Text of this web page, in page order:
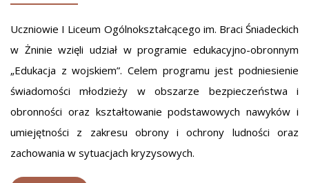
Uczniowie I Liceum Ogólnokształcącego im. Braci Śniadeckich
w Żninie wzięli udział w programie edukacyjno-obronnym
„Edukacja z wojskiem”. Celem programu jest podniesienie
świadomości młodzieży w obszarze bezpieczeństwa i
obronności oraz kształtowanie podstawowych nawyków i
umiejętności z zakresu obrony i ochrony ludności oraz
zachowania w sytuacjach kryzysowych.